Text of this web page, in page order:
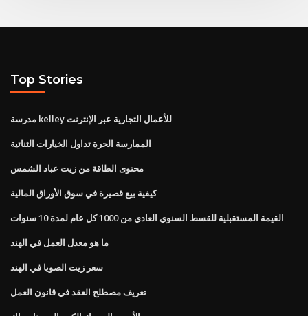
Top Stories
مدرسة kelley للأعمال التجارية عبر الإنترنت
الممارسة الحرة تداول الخيارات الثنائية
محتوى الطاقة من زيت عباد الشمس
كيفية بيع قصيرة في سوق الأوراق المالية
القيمة المستقبلية للقسط السنوي العادي من 1000 كل عام لمدة 10 سنوات
ما هو معدل العمل في الهند
سعر زيت الصويا في الهند
تعريف مصطلح العقد في قانون العمل